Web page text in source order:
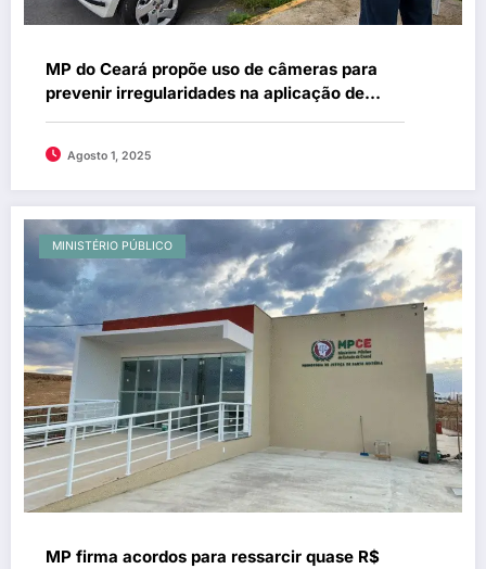
MP do Ceará propõe uso de câmeras para
prevenir irregularidades na aplicação de
provas do Detran em todo o estado
Agosto 1, 2025
MINISTÉRIO PÚBLICO
MP firma acordos para ressarcir quase R$